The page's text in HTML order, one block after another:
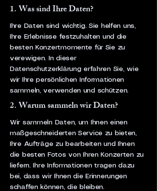
1. Was sind Ihre Daten?
Ihre Daten sind wichtig. Sie helfen uns,
Ihre Erlebnisse festzuhalten und die
besten Konzertmomente für Sie zu
verewigen. In dieser
Datenschutzerklärung erfahren Sie, wie
wir Ihre persönlichen Informationen
sammeln, verwenden und schützen.
2. Warum sammeln wir Daten?
Wir sammeln Daten, um Ihnen einen
maßgeschneiderten Service zu bieten,
Ihre Aufträge zu bearbeiten und Ihnen
die besten Fotos von Ihren Konzerten zu
liefern. Ihre Informationen tragen dazu
bei, dass wir Ihnen die Erinnerungen
schaffen können, die bleiben.